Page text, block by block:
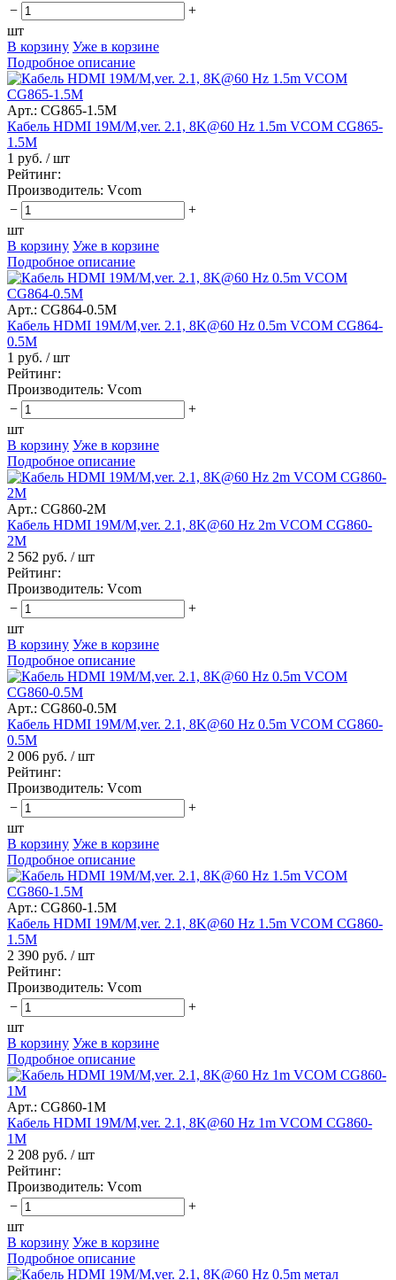
−
+
шт
В корзину Уже в корзине
Подробное описание
Арт.: CG865-1.5M
Кабель HDMI 19M/M,ver. 2.1, 8K@60 Hz 1.5m VCOM CG865-
1.5M
1 руб. / шт
Рейтинг:
Производитель: Vcom
−
+
шт
В корзину Уже в корзине
Подробное описание
Арт.: CG864-0.5M
Кабель HDMI 19M/M,ver. 2.1, 8K@60 Hz 0.5m VCOM CG864-
0.5M
1 руб. / шт
Рейтинг:
Производитель: Vcom
−
+
шт
В корзину Уже в корзине
Подробное описание
Арт.: CG860-2M
Кабель HDMI 19M/M,ver. 2.1, 8K@60 Hz 2m VCOM CG860-
2M
2 562 руб. / шт
Рейтинг:
Производитель: Vcom
−
+
шт
В корзину Уже в корзине
Подробное описание
Арт.: CG860-0.5M
Кабель HDMI 19M/M,ver. 2.1, 8K@60 Hz 0.5m VCOM CG860-
0.5M
2 006 руб. / шт
Рейтинг:
Производитель: Vcom
−
+
шт
В корзину Уже в корзине
Подробное описание
Арт.: CG860-1.5M
Кабель HDMI 19M/M,ver. 2.1, 8K@60 Hz 1.5m VCOM CG860-
1.5M
2 390 руб. / шт
Рейтинг:
Производитель: Vcom
−
+
шт
В корзину Уже в корзине
Подробное описание
Арт.: CG860-1M
Кабель HDMI 19M/M,ver. 2.1, 8K@60 Hz 1m VCOM CG860-
1M
2 208 руб. / шт
Рейтинг:
Производитель: Vcom
−
+
шт
В корзину Уже в корзине
Подробное описание